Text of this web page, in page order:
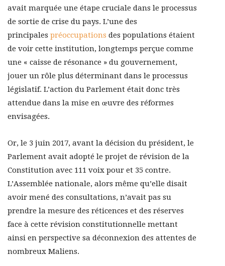
avait marquée une étape cruciale dans le processus
de sortie de crise du pays. L’une des
principales préoccupations des populations étaient
de voir cette institution, longtemps perçue comme
une « caisse de résonance » du gouvernement,
jouer un rôle plus déterminant dans le processus
législatif. L’action du Parlement était donc très
attendue dans la mise en œuvre des réformes
envisagées.
Or, le 3 juin 2017, avant la décision du président, le
Parlement avait adopté le projet de révision de la
Constitution avec 111 voix pour et 35 contre.
L’Assemblée nationale, alors même qu’elle disait
avoir mené des consultations, n’avait pas su
prendre la mesure des réticences et des réserves
face à cette révision constitutionnelle mettant
ainsi en perspective sa déconnexion des attentes de
nombreux Maliens.